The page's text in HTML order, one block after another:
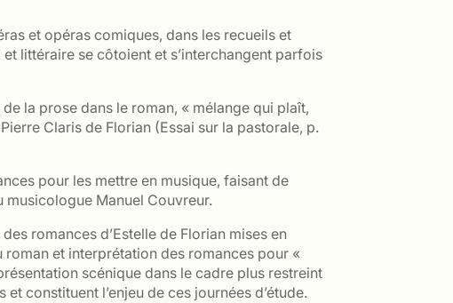
et opéras comiques, dans les recueils et
littéraire se côtoient et s’interchangent parfois
la prose dans le roman, « mélange qui plaît,
Claris de Florian (Essai sur la pastorale, p.
pour les mettre en musique, faisant de
musicologue Manuel Couvreur.
romances d’Estelle de Florian mises en
et interprétation des romances pour «
scénique dans le cadre plus restreint
constituent l’enjeu de ces journées d’étude.